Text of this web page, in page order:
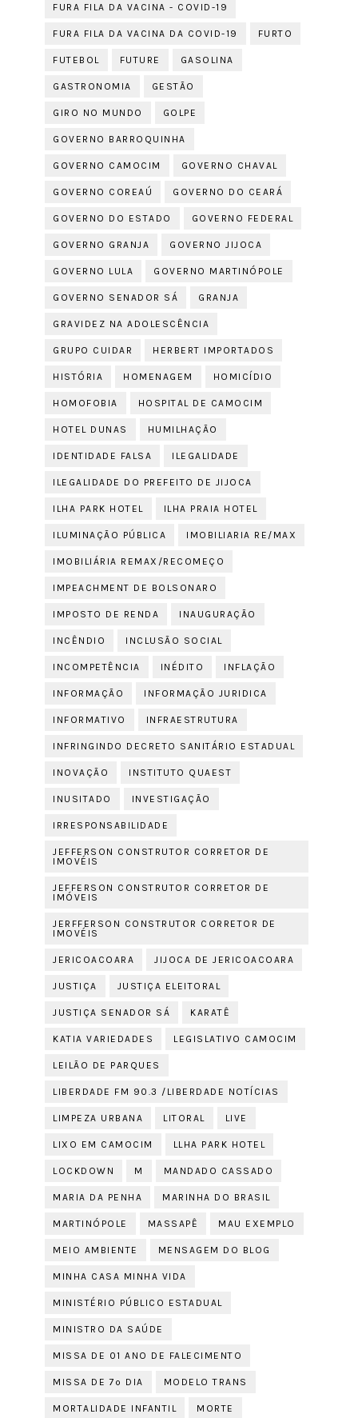
FURA FILA DA VACINA - COVID-19
FURA FILA DA VACINA DA COVID-19 FURTO
FUTEBOL FUTURE GASOLINA
GASTRONOMIA GESTÃO
GIRO NO MUNDO GOLPE
GOVERNO BARROQUINHA
GOVERNO CAMOCIM GOVERNO CHAVAL
GOVERNO COREAÚ GOVERNO DO CEARÁ
GOVERNO DO ESTADO GOVERNO FEDERAL
GOVERNO GRANJA GOVERNO JIJOCA
GOVERNO LULA GOVERNO MARTINÓPOLE
GOVERNO SENADOR SÁ GRANJA
GRAVIDEZ NA ADOLESCÊNCIA
GRUPO CUIDAR HERBERT IMPORTADOS
HISTÓRIA HOMENAGEM HOMICÍDIO
HOMOFOBIA HOSPITAL DE CAMOCIM
HOTEL DUNAS HUMILHAÇÃO
IDENTIDADE FALSA ILEGALIDADE
ILEGALIDADE DO PREFEITO DE JIJOCA
ILHA PARK HOTEL ILHA PRAIA HOTEL
ILUMINAÇÃO PÚBLICA IMOBILIARIA RE/MAX
IMOBILIÁRIA REMAX/RECOMEÇO
IMPEACHMENT DE BOLSONARO
IMPOSTO DE RENDA INAUGURAÇÃO
INCÊNDIO INCLUSÃO SOCIAL
INCOMPETÊNCIA INÉDITO INFLAÇÃO
INFORMAÇÃO INFORMAÇÃO JURIDICA
INFORMATIVO INFRAESTRUTURA
INFRINGINDO DECRETO SANITÁRIO ESTADUAL
INOVAÇÃO INSTITUTO QUAEST
INUSITADO INVESTIGAÇÃO
IRRESPONSABILIDADE
JEFFERSON CONSTRUTOR CORRETOR DE
IMOVÉIS
JEFFERSON CONSTRUTOR CORRETOR DE
IMÓVEIS
JERFFERSON CONSTRUTOR CORRETOR DE
IMOVÉIS
JERICOACOARA JIJOCA DE JERICOACOARA
JUSTIÇA JUSTIÇA ELEITORAL
JUSTIÇA SENADOR SÁ KARATÊ
KATIA VARIEDADES LEGISLATIVO CAMOCIM
LEILÃO DE PARQUES
LIBERDADE FM 90.3 /LIBERDADE NOTÍCIAS
LIMPEZA URBANA LITORAL LIVE
LIXO EM CAMOCIM LLHA PARK HOTEL
LOCKDOWN M MANDADO CASSADO
MARIA DA PENHA MARINHA DO BRASIL
MARTINÓPOLE MASSAPÊ MAU EXEMPLO
MEIO AMBIENTE MENSAGEM DO BLOG
MINHA CASA MINHA VIDA
MINISTÉRIO PÚBLICO ESTADUAL
MINISTRO DA SAÚDE
MISSA DE 01 ANO DE FALECIMENTO
MISSA DE 7º DIA MODELO TRANS
MORTALIDADE INFANTIL MORTE